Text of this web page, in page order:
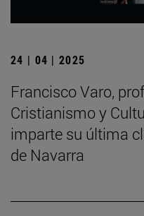
24 | 04 | 2025
Francisco Varo,
Cristianismo y
imparte su última
de Navarra